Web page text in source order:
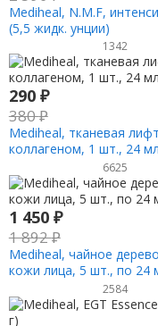
Mediheal, N.M.F,
(5,5 жидк. унции)
1342
290 ₽
380₽
Mediheal, тканевая
коллагеном, 1 шт., 24
6625
1 450 ₽
1 892₽
Mediheal, чайное
кожи лица, 5 шт., по 24
2584